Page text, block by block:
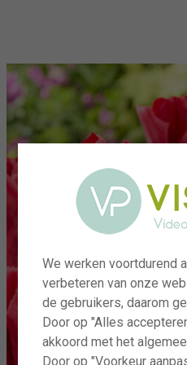
We werken voortdurend
verbeteren van onze
de gebruikers, daarom
Door op "Alles
akkoord met het
Door op "Voorkeur